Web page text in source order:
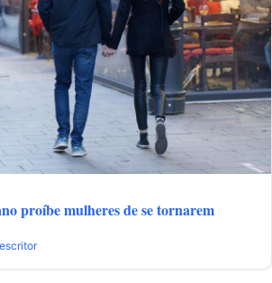
proíbe mulheres de se tornarem